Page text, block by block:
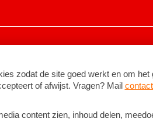
2026BNNVARA